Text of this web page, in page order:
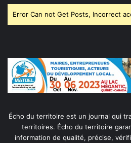
Error Can not Get Posts, Incorrect
Écho du territoire est un journal qui
territoires. Écho du territoire
information de qualité, précise,